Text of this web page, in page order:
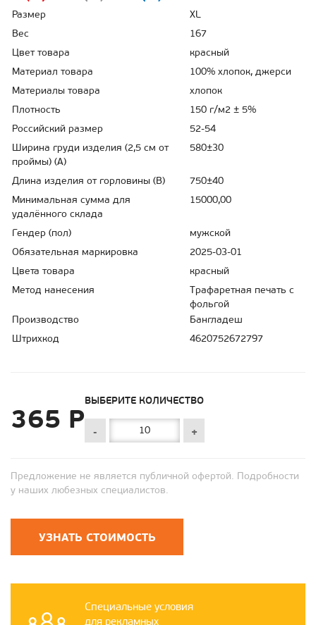
Размер
XL
Вес
167
Цвет товара
красный
Материал товара
100% хлопок, джерси
Материалы товара
хлопок
Плотность
150 г/м2 ± 5%
Российский размер
52-54
Ширина груди изделия (2,5 см от
проймы) (A)
580±30
Длина изделия от горловины (B)
750±40
Минимальная сумма для
удалённого склада
15000,00
Гендер (пол)
мужской
Обязательная маркировка
2025-03-01
Цвета товара
красный
Метод нанесения
Трафаретная печать с
фольгой
Производство
Бангладеш
Штрихкод
4620752672797
365 Р
ВЫБЕРИТЕ КОЛИЧЕСТВО
- +
Предложение не является публичной офертой. Подробности
у наших любезных специалистов.
УЗНАТЬ СТОИМОСТЬ
Специальные условия
для рекламных